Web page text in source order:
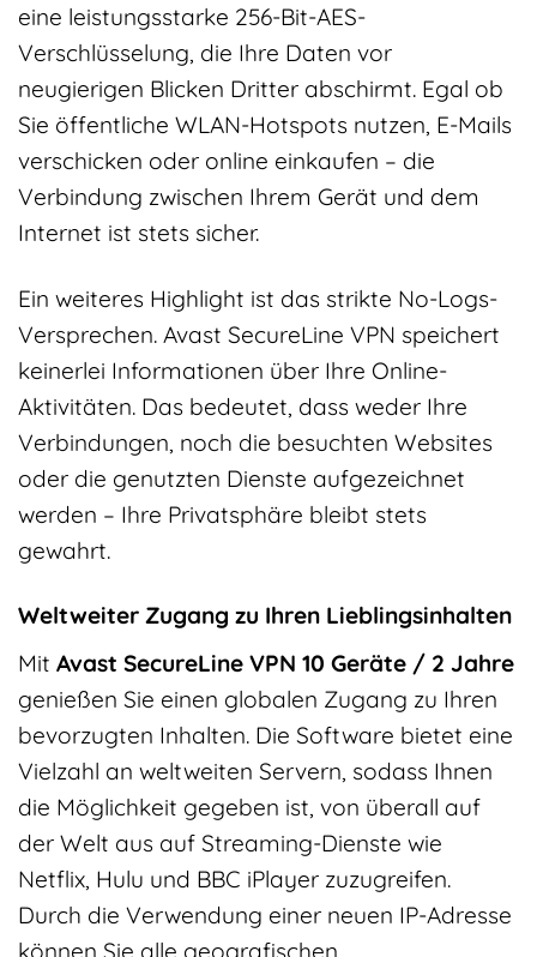
eine leistungsstarke 256-Bit-AES-
Verschlüsselung, die Ihre Daten vor
neugierigen Blicken Dritter abschirmt. Egal ob
Sie öffentliche WLAN-Hotspots nutzen, E-Mails
verschicken oder online einkaufen – die
Verbindung zwischen Ihrem Gerät und dem
Internet ist stets sicher.
Ein weiteres Highlight ist das strikte No-Logs-
Versprechen. Avast SecureLine VPN speichert
keinerlei Informationen über Ihre Online-
Aktivitäten. Das bedeutet, dass weder Ihre
Verbindungen, noch die besuchten Websites
oder die genutzten Dienste aufgezeichnet
werden – Ihre Privatsphäre bleibt stets
gewahrt.
Weltweiter Zugang zu Ihren Lieblingsinhalten
Mit Avast SecureLine VPN 10 Geräte / 2 Jahre
genießen Sie einen globalen Zugang zu Ihren
bevorzugten Inhalten. Die Software bietet eine
Vielzahl an weltweiten Servern, sodass Ihnen
die Möglichkeit gegeben ist, von überall auf
der Welt aus auf Streaming-Dienste wie
Netflix, Hulu und BBC iPlayer zuzugreifen.
Durch die Verwendung einer neuen IP-Adresse
können Sie alle geografischen